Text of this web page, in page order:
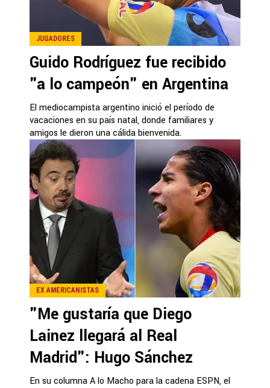
JUGADORES
Guido Rodríguez fue recibido
"a lo campeón" en Argentina
El mediocampista argentino inició el período de
vacaciones en su país natal, donde familiares y
amigos le dieron una cálida bienvenida.
EX AMERICANISTAS
"Me gustaría que Diego
Lainez llegará al Real
Madrid": Hugo Sánchez
En su columna A lo Macho para la cadena ESPN, el